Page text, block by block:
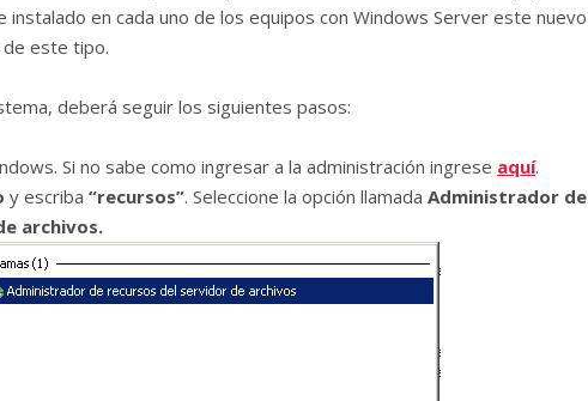
en cada uno de los equipos con Windows Server este nuevo
este tipo.
deberá seguir los siguientes pasos:
Si no sabe como ingresar a la administración ingrese aquí.
y escriba “recursos”. Seleccione la opción llamada Administrador de
archivos.